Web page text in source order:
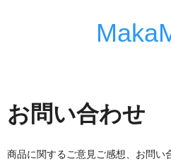
お問い合わせ
商品に関するご意見ご感想、お問い